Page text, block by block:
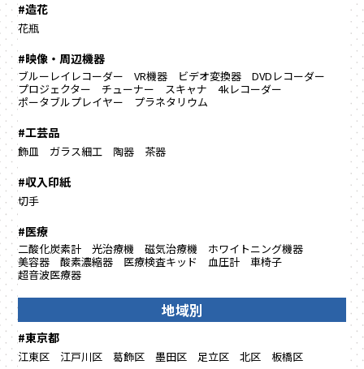
#造花
花瓶
#映像・周辺機器
ブルーレイレコーダー VR機器 ビデオ変換器
DVDレコーダー
プロジェクター
チューナー スキャナ
4kレコーダー
ポータブルプレイヤー
プラネタリウム
#工芸品
飾皿 ガラス細工 陶器 茶器
#収入印紙
切手
#医療
二酸化炭素計 光治療機 磁気治療機
ホワイトニング機器
美容器
酸素濃縮器 医療検査キッド 血圧計
車椅子
超音波医療器
地域別
#東京都
江東区 江戸川区 葛飾区 墨田区 足立区 北区 板橋区